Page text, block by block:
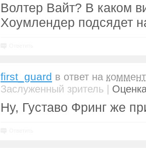
Волтер Вайт? В каком
Хоумлендер подсядет
first_guard в ответ на
Заслуженный зритель |
Ну, Густаво Фринг же